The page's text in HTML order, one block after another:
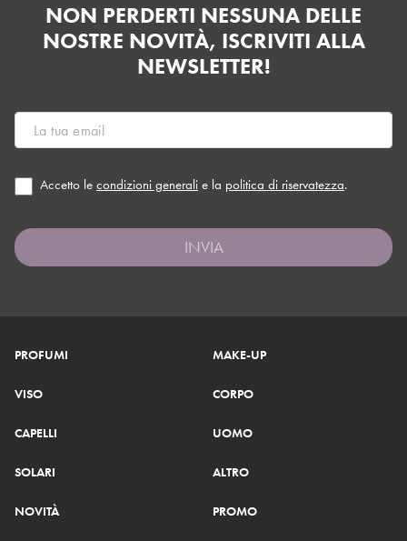
NON PERDERTI NESSUNA DELLE
NOSTRE NOVITÀ, ISCRIVITI ALLA
NEWSLETTER!
Accetto le condizioni generali e la politica di riservatezza.
INVIA
PROFUMI MAKE-UP
VISO CORPO
CAPELLI UOMO
SOLARI ALTRO
NOVITÀ PROMO